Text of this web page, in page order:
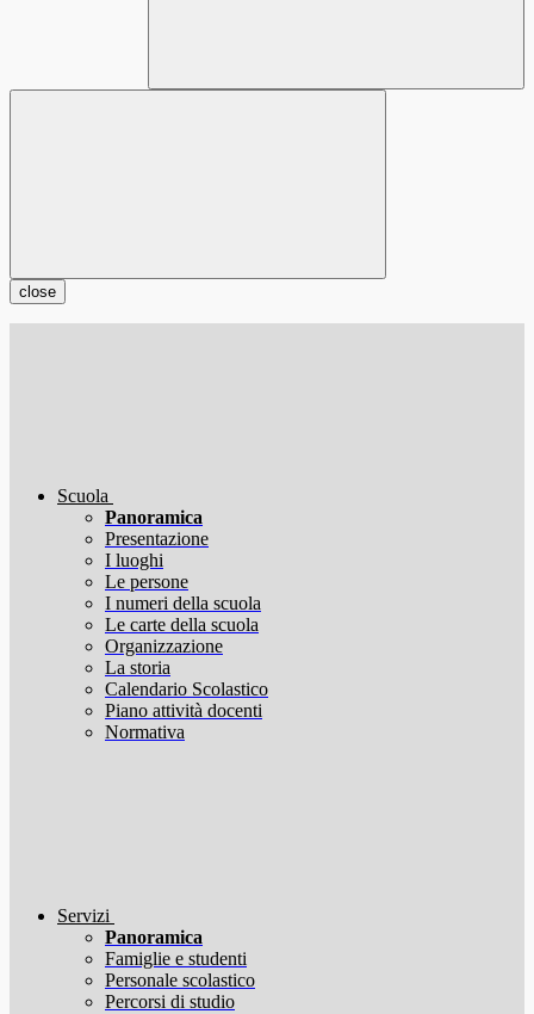
close
Scuola
Panoramica
Presentazione
I luoghi
Le persone
I numeri della scuola
Le carte della scuola
Organizzazione
La storia
Calendario Scolastico
Piano attività docenti
Normativa
Servizi
Panoramica
Famiglie e studenti
Personale scolastico
Percorsi di studio